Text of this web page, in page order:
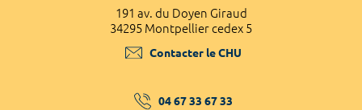
191 av. du Doyen Giraud
34295 Montpellier cedex 5
Contacter le CHU
04 67 33 67 33